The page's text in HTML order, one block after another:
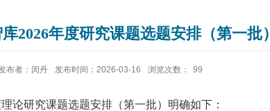
2026年度研究课题选题安排（第一批）
布者：闵丹 发布时间：2026-03-16 浏览次数： 99
论研究课题选题安排（第一批）明确如下：